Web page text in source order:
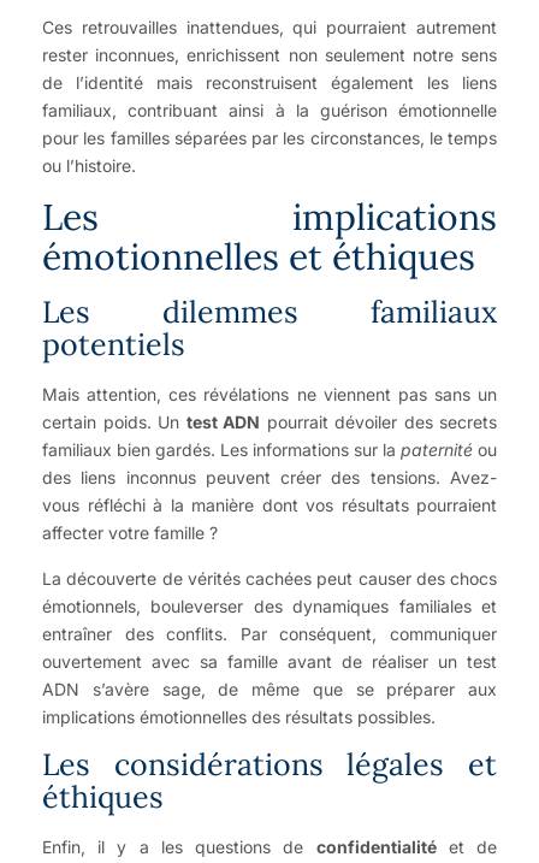
Ces retrouvailles inattendues, qui pourraient autrement
rester inconnues, enrichissent non seulement notre sens
de l’identité mais reconstruisent également les liens
familiaux, contribuant ainsi à la guérison émotionnelle
pour les familles séparées par les circonstances, le temps
ou l’histoire.
Les implications
émotionnelles et éthiques
Les dilemmes familiaux
potentiels
Mais attention, ces révélations ne viennent pas sans un
certain poids. Un test ADN pourrait dévoiler des secrets
familiaux bien gardés. Les informations sur la paternité ou
des liens inconnus peuvent créer des tensions. Avez-
vous réfléchi à la manière dont vos résultats pourraient
affecter votre famille ?
La découverte de vérités cachées peut causer des chocs
émotionnels, bouleverser des dynamiques familiales et
entraîner des conflits. Par conséquent, communiquer
ouvertement avec sa famille avant de réaliser un test
ADN s’avère sage, de même que se préparer aux
implications émotionnelles des résultats possibles.
Les considérations légales et
éthiques
Enfin, il y a les questions de confidentialitéet de